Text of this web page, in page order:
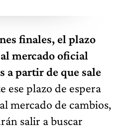
finales, el plazo
mercado oficial
a partir de que sale
ese plazo de espera
mercado de cambios,
salir a buscar